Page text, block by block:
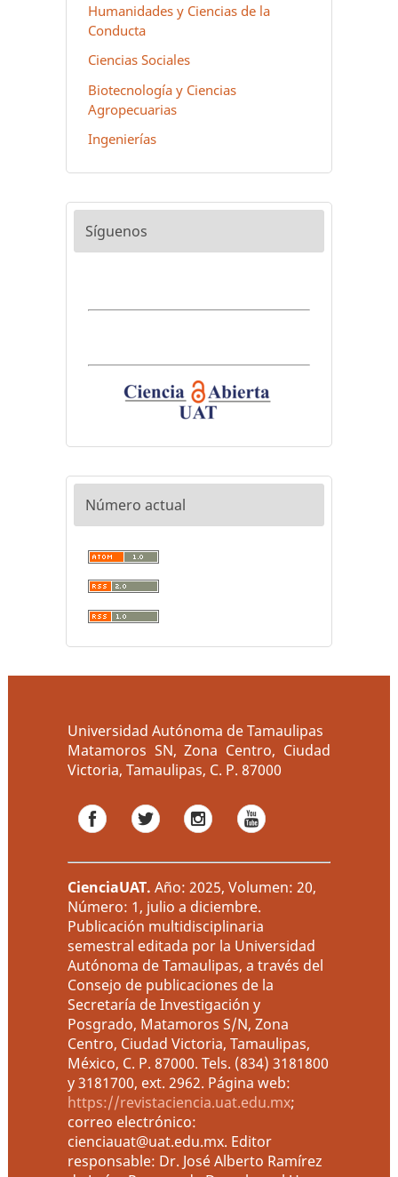
Humanidades y Ciencias de la
Conducta
Ciencias Sociales
Biotecnología y Ciencias
Agropecuarias
Ingenierías
Síguenos
Número actual
Universidad Autónoma de Tamaulipas
Matamoros SN, Zona Centro, Ciudad
Victoria, Tamaulipas, C. P. 87000
CienciaUAT. Año: 2025, Volumen: 20,
Número: 1, julio a diciembre.
Publicación multidisciplinaria
semestral editada por la Universidad
Autónoma de Tamaulipas, a través del
Consejo de publicaciones de la
Secretaría de Investigación y
Posgrado, Matamoros S/N, Zona
Centro, Ciudad Victoria, Tamaulipas,
México, C. P. 87000. Tels. (834) 3181800
y 3181700, ext. 2962. Página web:
https://revistaciencia.uat.edu.mx;
correo electrónico:
cienciauat@uat.edu.mx. Editor
responsable: Dr. José Alberto Ramírez